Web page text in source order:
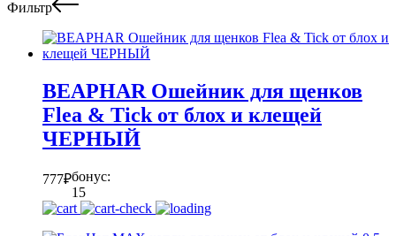
Фильтр
BEAPHAR Ошейник для щенков
Flea & Tick от блох и клещей
ЧЕРНЫЙ
777₽бонус:
15